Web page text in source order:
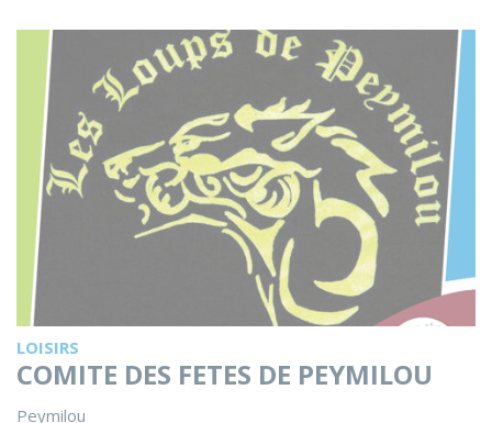
LOISIRS
COMITE DES FETES DE PEYMILOU
Peymilou